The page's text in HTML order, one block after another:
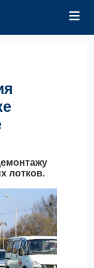
≡
лотков.